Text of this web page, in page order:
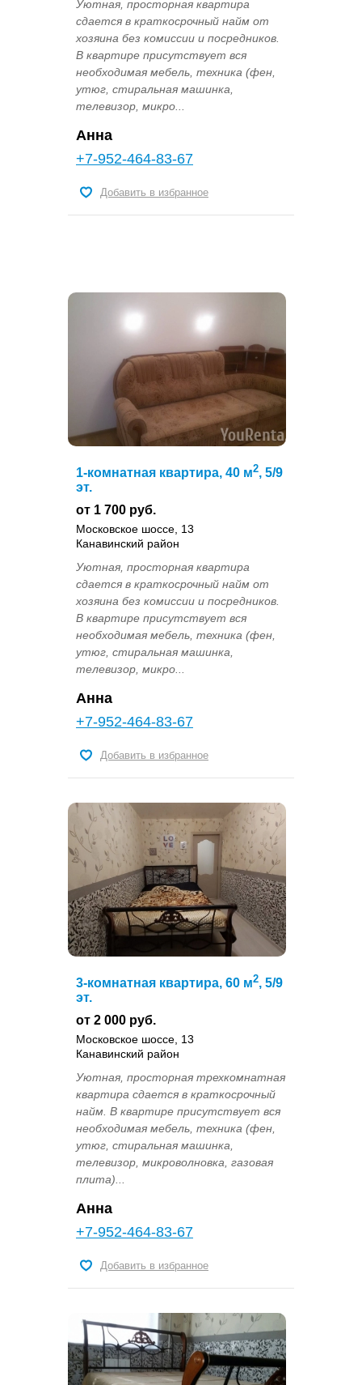
Уютная, просторная квартира
сдается в краткосрочный найм от
хозяина без комиссии и посредников.
В квартире присутствует вся
необходимая мебель, техника (фен,
утюг, стиральная машинка,
телевизор, микро...
Анна
+7-952-464-83-67
Добавить в избранное
1-комнатная квартира, 40 м2, 5/9
эт.
от 1 700 руб.
Московское шоссе, 13
Канавинский район
Уютная, просторная квартира
сдается в краткосрочный найм от
хозяина без комиссии и посредников.
В квартире присутствует вся
необходимая мебель, техника (фен,
утюг, стиральная машинка,
телевизор, микро...
Анна
+7-952-464-83-67
Добавить в избранное
3-комнатная квартира, 60 м2, 5/9
эт.
от 2 000 руб.
Московское шоссе, 13
Канавинский район
Уютная, просторная трехкомнатная
квартира сдается в краткосрочный
найм. В квартире присутствует вся
необходимая мебель, техника (фен,
утюг, стиральная машинка,
телевизор, микроволновка, газовая
плита)...
Анна
+7-952-464-83-67
Добавить в избранное